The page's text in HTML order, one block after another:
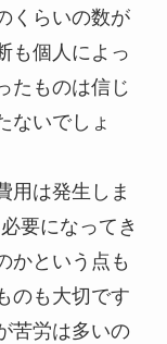
くらいの数が
も個人によっ
たものは信じ
ないでしょ
用は発生しま
要になってき
かという点も
のも大切です
苦労は多いの